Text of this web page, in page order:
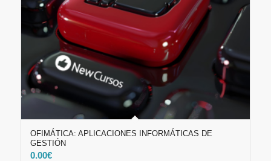
OFIMÁTICA: APLICACIONES INFORMÁTICAS DE
GESTIÓN
0.00€